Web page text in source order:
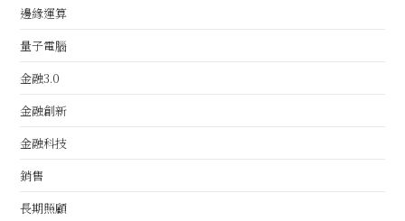
邊緣運算
量子電腦
金融3.0
金融創新
金融科技
銷售
長期照顧